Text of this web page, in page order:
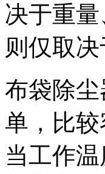
决于重
则仅取
布袋除
单，比
当工作